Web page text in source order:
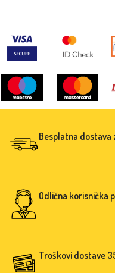
podstiče radoznalost i učenje
igru.
Besplatna
Odlična korisnička
Troškovi dostave